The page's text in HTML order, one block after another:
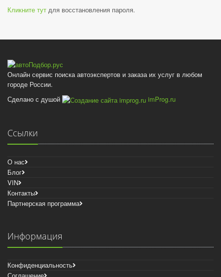
Кликните тут для восстановления пароля.
Онлайн сервис поиска автоэкспертов и заказа их услуг в любом
городе России.
Сделано с душой
imProg.ru
Ссылки
О нас
Блог
VIN
Контакты
Партнерская программа
Информация
Конфиденциальность
Соглашение